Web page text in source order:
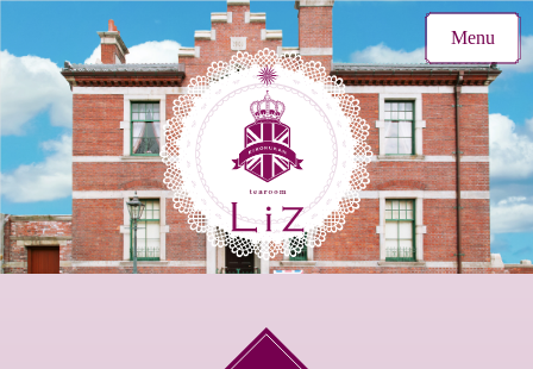
Menu
Concept News
Tea room Information
Top